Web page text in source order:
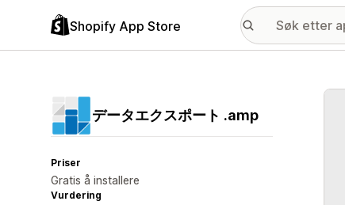
Shopify App Store
データエクスポート .amp
Priser
Gratis å installere
Vurdering